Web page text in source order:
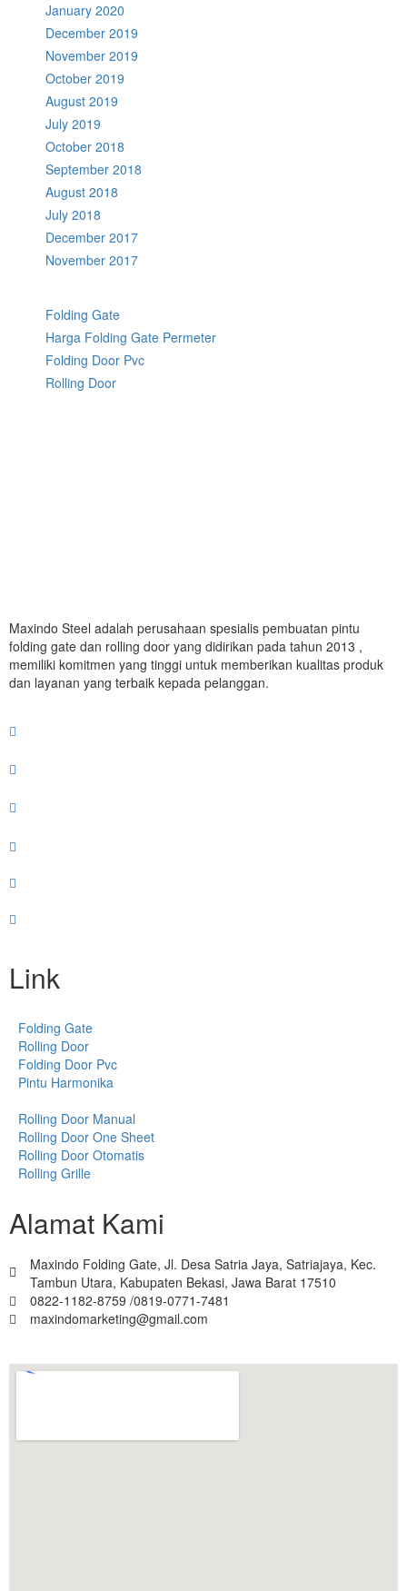
January 2020
December 2019
November 2019
October 2019
August 2019
July 2019
October 2018
September 2018
August 2018
July 2018
December 2017
November 2017
Folding Gate
Harga Folding Gate Permeter
Folding Door Pvc
Rolling Door
Maxindo Steel adalah perusahaan spesialis pembuatan pintu
folding gate dan rolling door yang didirikan pada tahun 2013 ,
memiliki komitmen yang tinggi untuk memberikan kualitas produk
dan layanan yang terbaik kepada pelanggan.
Link
Folding Gate
Rolling Door
Folding Door Pvc
Pintu Harmonika
Rolling Door Manual
Rolling Door One Sheet
Rolling Door Otomatis
Rolling Grille
Alamat Kami
Maxindo Folding Gate, Jl. Desa Satria Jaya, Satriajaya, Kec.
Tambun Utara, Kabupaten Bekasi, Jawa Barat 17510
0822-1182-8759 /0819-0771-7481
maxindomarketing@gmail.com